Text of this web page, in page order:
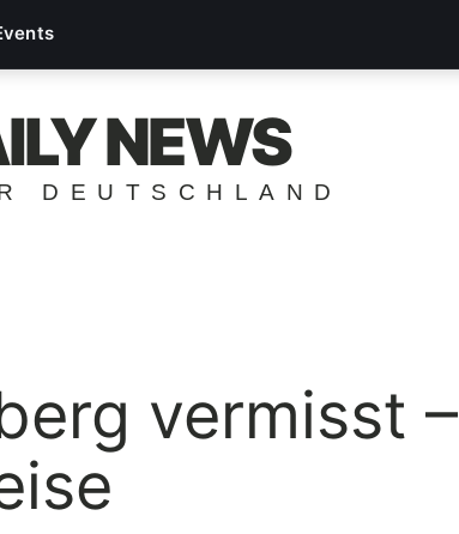
NEWS
DEUTSCHLAND
vermisst –